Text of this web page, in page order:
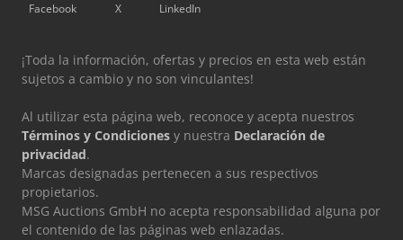
Facebook X LinkedIn
¡Toda la información, ofertas y precios en esta web están
sujetos a cambio y no son vinculantes!
Al utilizar esta página web, reconoce y acepta nuestros
Términos y Condiciones y nuestra Declaración de
privacidad.
Marcas designadas pertenecen a sus respectivos
propietarios.
MSG Auctions GmbH no acepta responsabilidad alguna por
el contenido de las páginas web enlazadas.